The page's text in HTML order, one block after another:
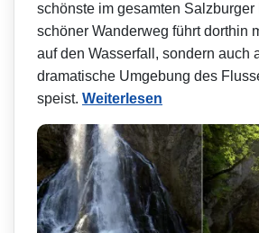
schönste im gesamten Salzburger
schöner Wanderweg führt dorthin
auf den Wasserfall, sondern auch
dramatische Umgebung des
speist. Weiterlesen